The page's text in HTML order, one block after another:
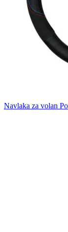
Navlaka za volan